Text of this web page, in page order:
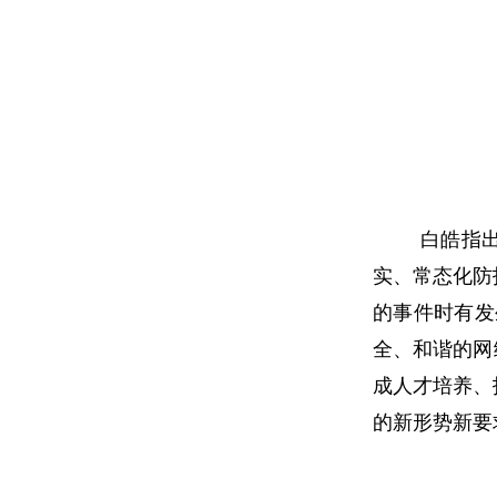
白皓指
实、常态化
的事件时有
全、和谐的
成人才培养
的新形势新